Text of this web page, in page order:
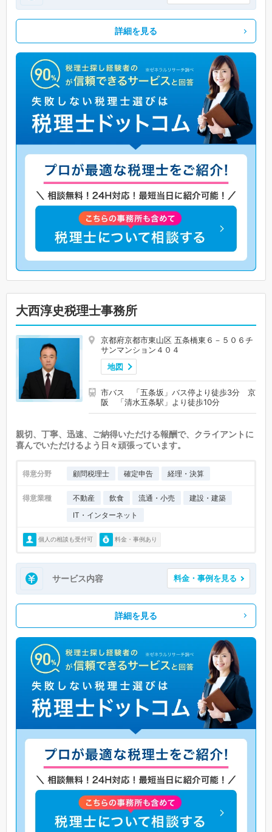
詳細を見る
大西淳史税理士事務所
京都府京都市東山区 五条橋東６－５０６チ
サンマンション４０４
地図
市バス 「五条坂」バス停より徒歩3分 京
阪 「清水五条駅」より徒歩10分
親切、丁寧、迅速、ご納得いただける報酬で、クライアントに
喜んでいただけるよう日々頑張っています。
得意分野 顧問税理士 確定申告 経理・決算
得意業種 不動産 飲食 流通・小売
建設・建築
IT・インターネット
個人の相談も受付可 料金・事例あり
サービス内容 料金・事例を見る
詳細を見る